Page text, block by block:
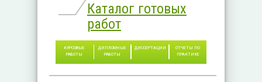
Каталог готовых
работ
КУРСОВЫЕ
РАБОТЫ
ДИПЛОМНЫЕ
РАБОТЫ
ДИССЕРТАЦИИ
ОТЧЕТЫ ПО
ПРАКТИКЕ